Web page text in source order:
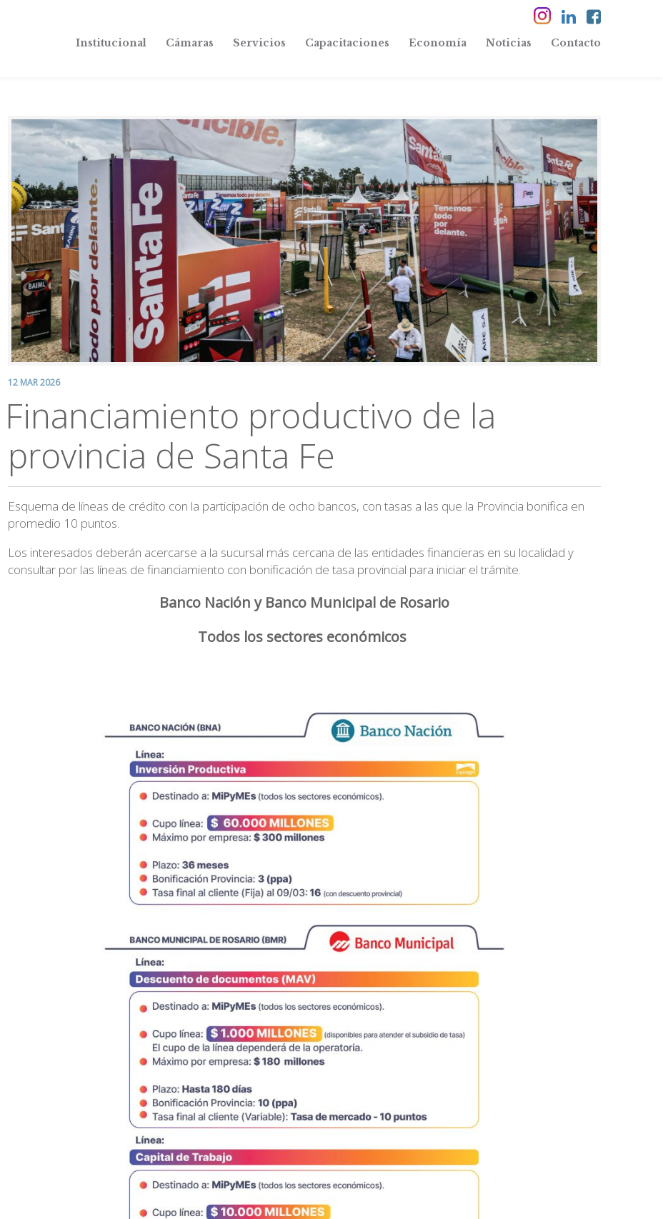
Institucional Cámaras Servicios Capacitaciones Economía Noticias Contacto
12 MAR 2026
Financiamiento productivo de la
provincia de Santa Fe
Esquema de líneas de crédito con la participación de ocho bancos, con tasas a las que la Provincia bonifica en
promedio 10 puntos.
Los interesados deberán acercarse a la sucursal más cercana de las entidades financieras en su localidad y
consultar por las líneas de financiamiento con bonificación de tasa provincial para iniciar el trámite.
Banco Nación y Banco Municipal de Rosario
Todos los sectores económicos